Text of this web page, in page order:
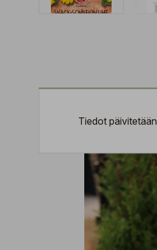
Tiedot päivitetään